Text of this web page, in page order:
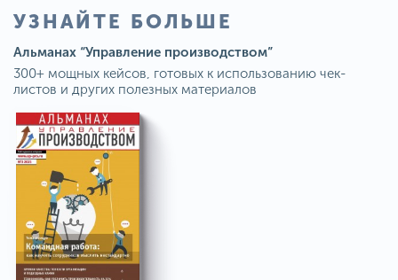
УЗНАЙТЕ БОЛЬШЕ
Альманах “Управление производством”
300+ мощных кейсов, готовых к использованию чек-
листов и других полезных материалов